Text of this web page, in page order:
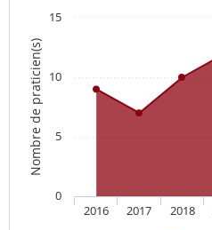
Nombre de praticien(s)
2016 2017 2018
0
5
10
15